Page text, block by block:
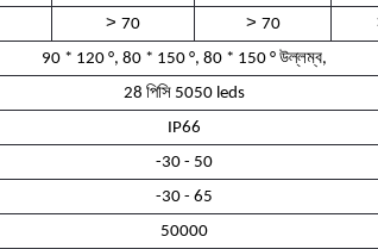
> 70 > 70
90 * 120 °, 80 * 150 °, 80 * 150 ° উল্লম্ব,
28 পিসি 5050 leds
IP66
-30 - 50
-30 - 65
50000